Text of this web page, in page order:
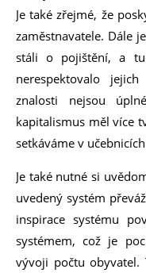
Je také zřejmé, že
zaměstnavatele. Dále
stáli o pojištění, a
nerespektovalo
znalosti nejsou
kapitalismus měl více
setkáváme v
Je také nutné si
uvedený systém
inspirace systému
systémem, což je
vývoji počtu obyvatel.